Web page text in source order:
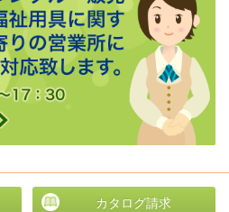
カタログ請求